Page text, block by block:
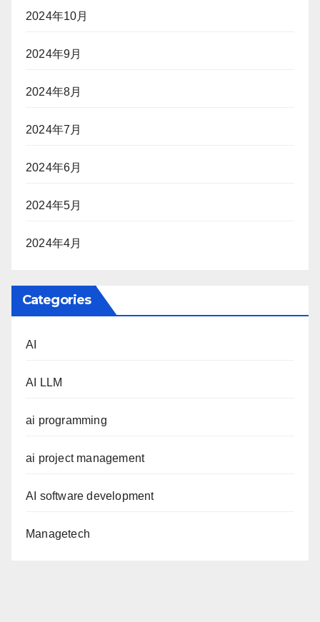
2024年10月
2024年9月
2024年8月
2024年7月
2024年6月
2024年5月
2024年4月
Categories
AI
AI LLM
ai programming
ai project management
AI software development
Managetech